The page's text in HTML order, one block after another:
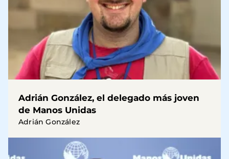
Adrián González, el delegado más joven
de Manos Unidas
Adrián González